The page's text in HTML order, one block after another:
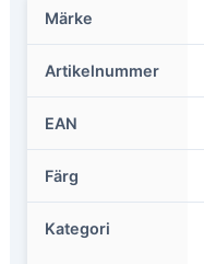
Märke
Artikelnummer
EAN
Färg
Kategori